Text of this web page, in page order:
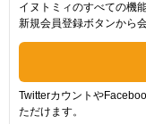
イヌトミィのすべての機
新規会員登録ボタンから
Twitterカウントや
ただけます。